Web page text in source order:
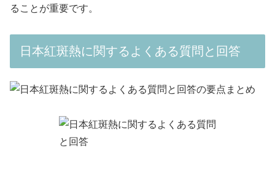
ることが重要です。
日本紅斑熱に関するよくある質問と回答